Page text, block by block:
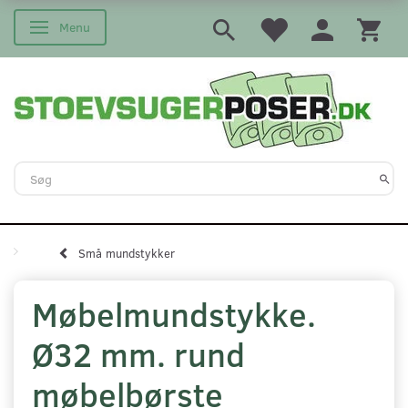
Skifte navigation
Menu
Små mundstykker
Møbelmundstykke.
Ø32 mm. rund
møbelbørste